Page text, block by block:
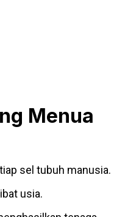
Menua
sel tubuh manusia.
usia.